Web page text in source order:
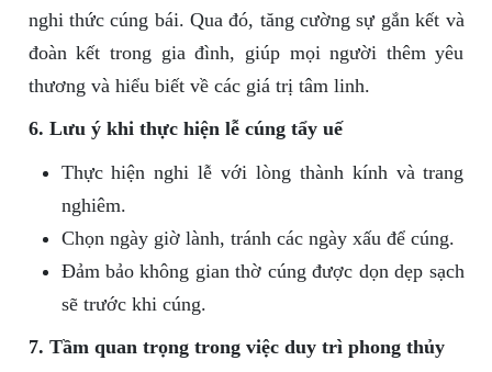
nghi thức cúng bái. Qua đó, tăng cường sự gắn kết và
đoàn kết trong gia đình, giúp mọi người thêm yêu
thương và hiểu biết về các giá trị tâm linh.
6. Lưu ý khi thực hiện lễ cúng tẩy uế
Thực hiện nghi lễ với lòng thành kính và trang
nghiêm.
Chọn ngày giờ lành, tránh các ngày xấu để cúng.
Đảm bảo không gian thờ cúng được dọn dẹp sạch
sẽ trước khi cúng.
7. Tầm quan trọng trong việc duy trì phong thủy